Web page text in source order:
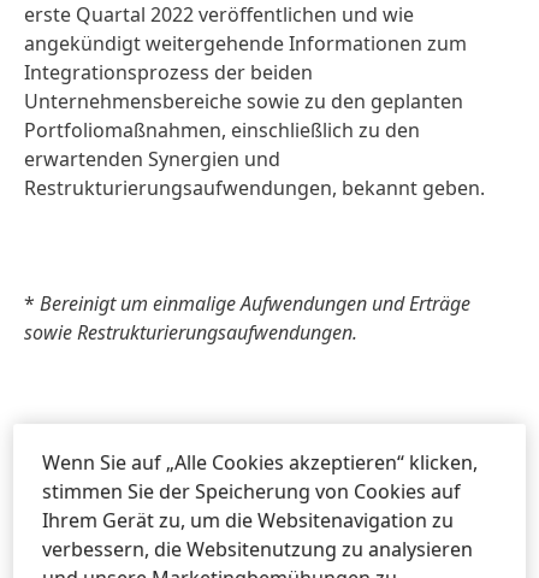
erste Quartal 2022 veröffentlichen und wie
angekündigt weitergehende Informationen zum
Integrationsprozess der beiden
Unternehmensbereiche sowie zu den geplanten
Portfoliomaßnahmen, einschließlich zu den
erwartenden Synergien und
Restrukturierungsaufwendungen, bekannt geben.
* Bereinigt um einmalige Aufwendungen und Erträge
sowie Restrukturierungsaufwendungen.
Dieses Dokument enthält Aussagen, die sich auf unseren
künftigen Geschäftsverlauf und künftige finanzielle
Leistungen sowie auf künftige Henkel betreffende
Wenn Sie auf „Alle Cookies akzeptieren“ klicken,
stimmen Sie der Speicherung von Cookies auf
Ihrem Gerät zu, um die Websitenavigation zu
verbessern, die Websitenutzung zu analysieren